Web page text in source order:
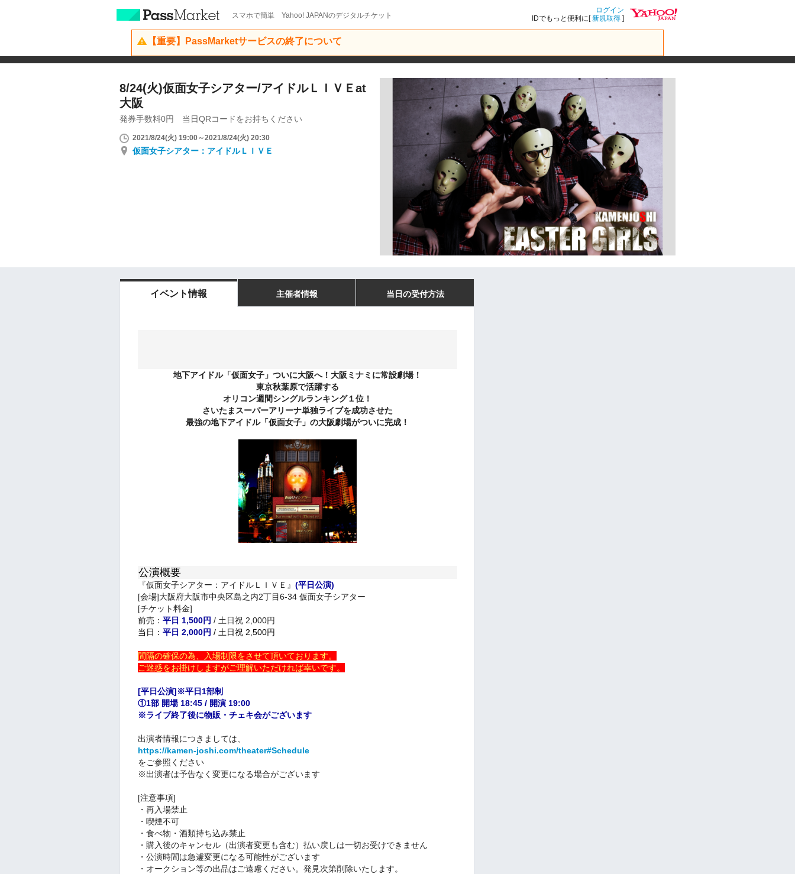
スマホで簡単 Yahoo! JAPANのデジタルチケット
ログイン
IDでもっと便利に[新規取得 ]
【重要】PassMarketサービスの終了について
8/24(火)仮面女子シアター/アイドルＬＩＶＥat
大阪
発券手数料0円 当日QRコードをお持ちください
2021/8/24(火) 19:00～2021/8/24(火) 20:30
仮面女子シアター：アイドルＬＩＶＥ
イベント情報 主催者情報 当日の受付方法
地下アイドル「仮面女子」ついに大阪へ！大阪ミナミに常設劇場！
東京秋葉原で活躍する
オリコン週間シングルランキング１位！
さいたまスーパーアリーナ単独ライブを成功させた
最強の地下アイドル「仮面女子」の大阪劇場がついに完成！
公演概要
『仮面女子シアター：アイドルＬＩＶＥ』 (平日公演)
[会場]大阪府大阪市中央区島之内2丁目6-34 仮面女子シアター
[チケット料金]
前売： 平日 1,500円 / 土日祝 2,000円
当日： 平日 2,000円 / 土日祝 2,500円
間隔の確保の為、入場制限をさせて頂いております。
ご迷惑をお掛けしますがご理解いただければ幸いです。
[平日公演]※平日1部制
①1部 開場 18:45 / 開演 19:00
※ライブ終了後に物販・チェキ会がございます
出演者情報につきましては、
https://kamen-joshi.com/theater#Schedule
をご参照ください
※出演者は予告なく変更になる場合がございます
[注意事項]
・再入場禁止
・喫煙不可
・ 食べ物・酒類持ち込み禁止
・購入後のキャンセル（出演者変更も含む）払い戻しは一切お受けできません
・公演時間は急遽変更になる可能性がございます
・オークション等の出品はご遠慮ください。発見次第削除いたします。